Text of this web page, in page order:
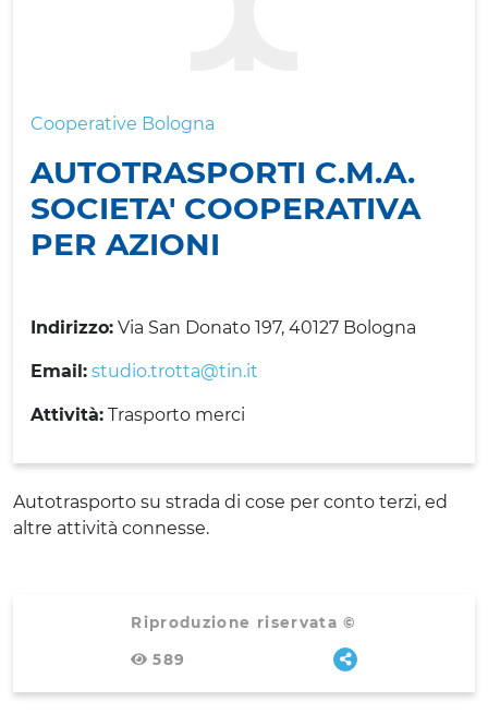
Cooperative Bologna
AUTOTRASPORTI C.M.A.
SOCIETA' COOPERATIVA
PER AZIONI
Indirizzo: Via San Donato 197, 40127 Bologna
Email: studio.trotta@tin.it
Attività: Trasporto merci
Autotrasporto su strada di cose per conto terzi, ed
altre attività connesse.
Riproduzione riservata ©
589